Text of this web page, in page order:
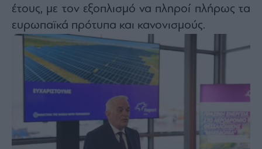
έτους, με τον εξοπλισμό να πληροί πλήρως τα
ευρωπαϊκά πρότυπα και κανονισμούς.